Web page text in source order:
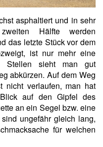
asphaltiert und in sehr
Hälfte werden
das letzte Stück vor dem
ist nur mehr eine
Stellen sieht man gut
abkürzen. Auf dem Weg
nicht verlaufen, man hat
auf den Gipfel des
an ein Segel bzw. eine
ungefähr gleich lang,
für welchen